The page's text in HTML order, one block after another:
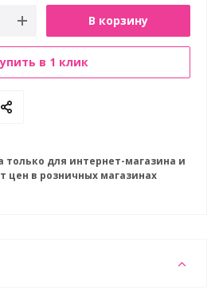
В корзину
в 1 клик
только для интернет-магазина и
цен в розничных магазинах